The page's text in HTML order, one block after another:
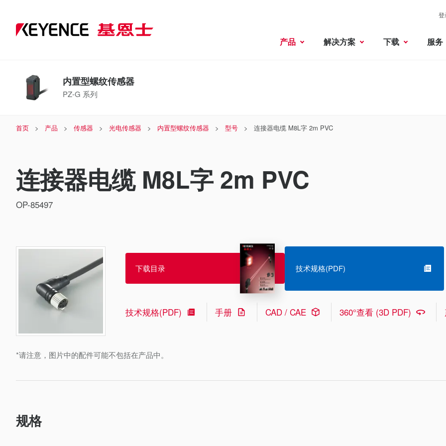
登
产品 解决方案 下载 服务
内置型螺纹传感器
PZ-G 系列
首页 产品 传感器 光电传感器 内置型螺纹传感器 型号 连接器电缆 M8L字 2m PVC
连接器电缆 M8L字 2m PVC
OP-85497
*请注意，图片中的配件可能不包括在产品中。
下载目录 技术规格(PDF)
技术规格(PDF) 手册 CAD / CAE 360°查看 (3D PDF)
规格